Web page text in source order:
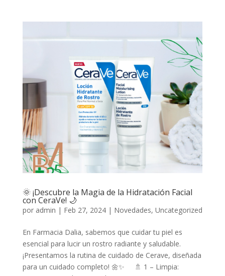
🌞 ¡Descubre la Magia de la Hidratación Facial
con CeraVe! 🌙
por admin | Feb 27, 2024| Novedades, Uncategorized
En Farmacia Dalia, sabemos que cuidar tu piel es
esencial para lucir un rostro radiante y saludable.
¡Presentamos la rutina de cuidado de Cerave, diseñada
para un cuidado completo! 🌼✨ 🚿 1 – Limpia: